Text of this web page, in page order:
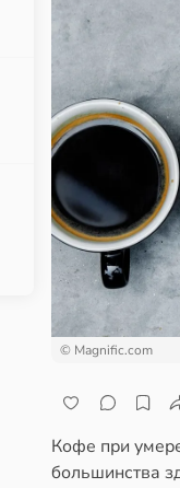
© Magnific.com
Кофе при
большинства